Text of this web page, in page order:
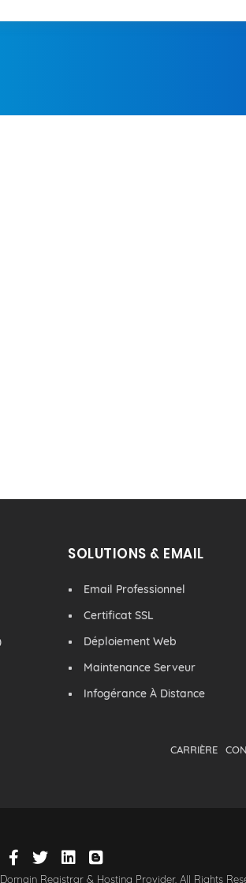
SOLUTIONS & EMAIL
Email Professionnel
Certificat SSL
Déploiement Web
Maintenance Serveur
Infogérance À Distance
CARRIÈRE
Registrar & Hosting Provider. All Rights